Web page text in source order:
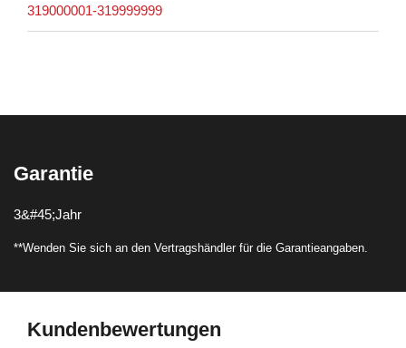
319000001-319999999
Garantie
3&#45;Jahr
**Wenden Sie sich an den Vertragshändler für die Garantieangaben.
Kundenbewertungen